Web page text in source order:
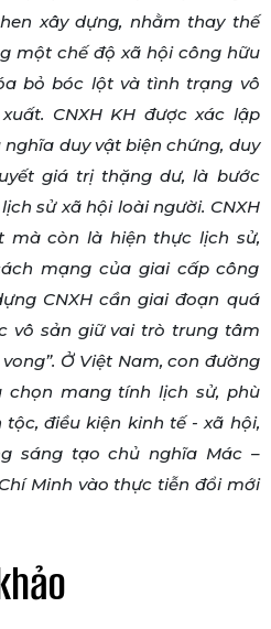
xây dựng, nhằm thay thế
một chế độ xã hội công hữu
bỏ bóc lột và tình trạng vô
CNXH KH được xác lập
duy vật biện chứng, duy
giá trị thặng dư, là bước
sử xã hội loài người. CNXH
mà còn là hiện thực lịch sử,
mạng của giai cấp công
CNXH cần giai đoạn quá
vô sản giữ vai trò trung tâm
Ở Việt Nam, con đường
chọn mang tính lịch sử, phù
điều kiện kinh tế - xã hội,
sáng tạo chủ nghĩa Mác –
Minh vào thực tiễn đổi mới